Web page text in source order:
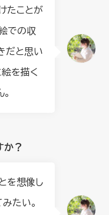
たことが
での収
だと思い
を描く
か？
を想像し
たい。